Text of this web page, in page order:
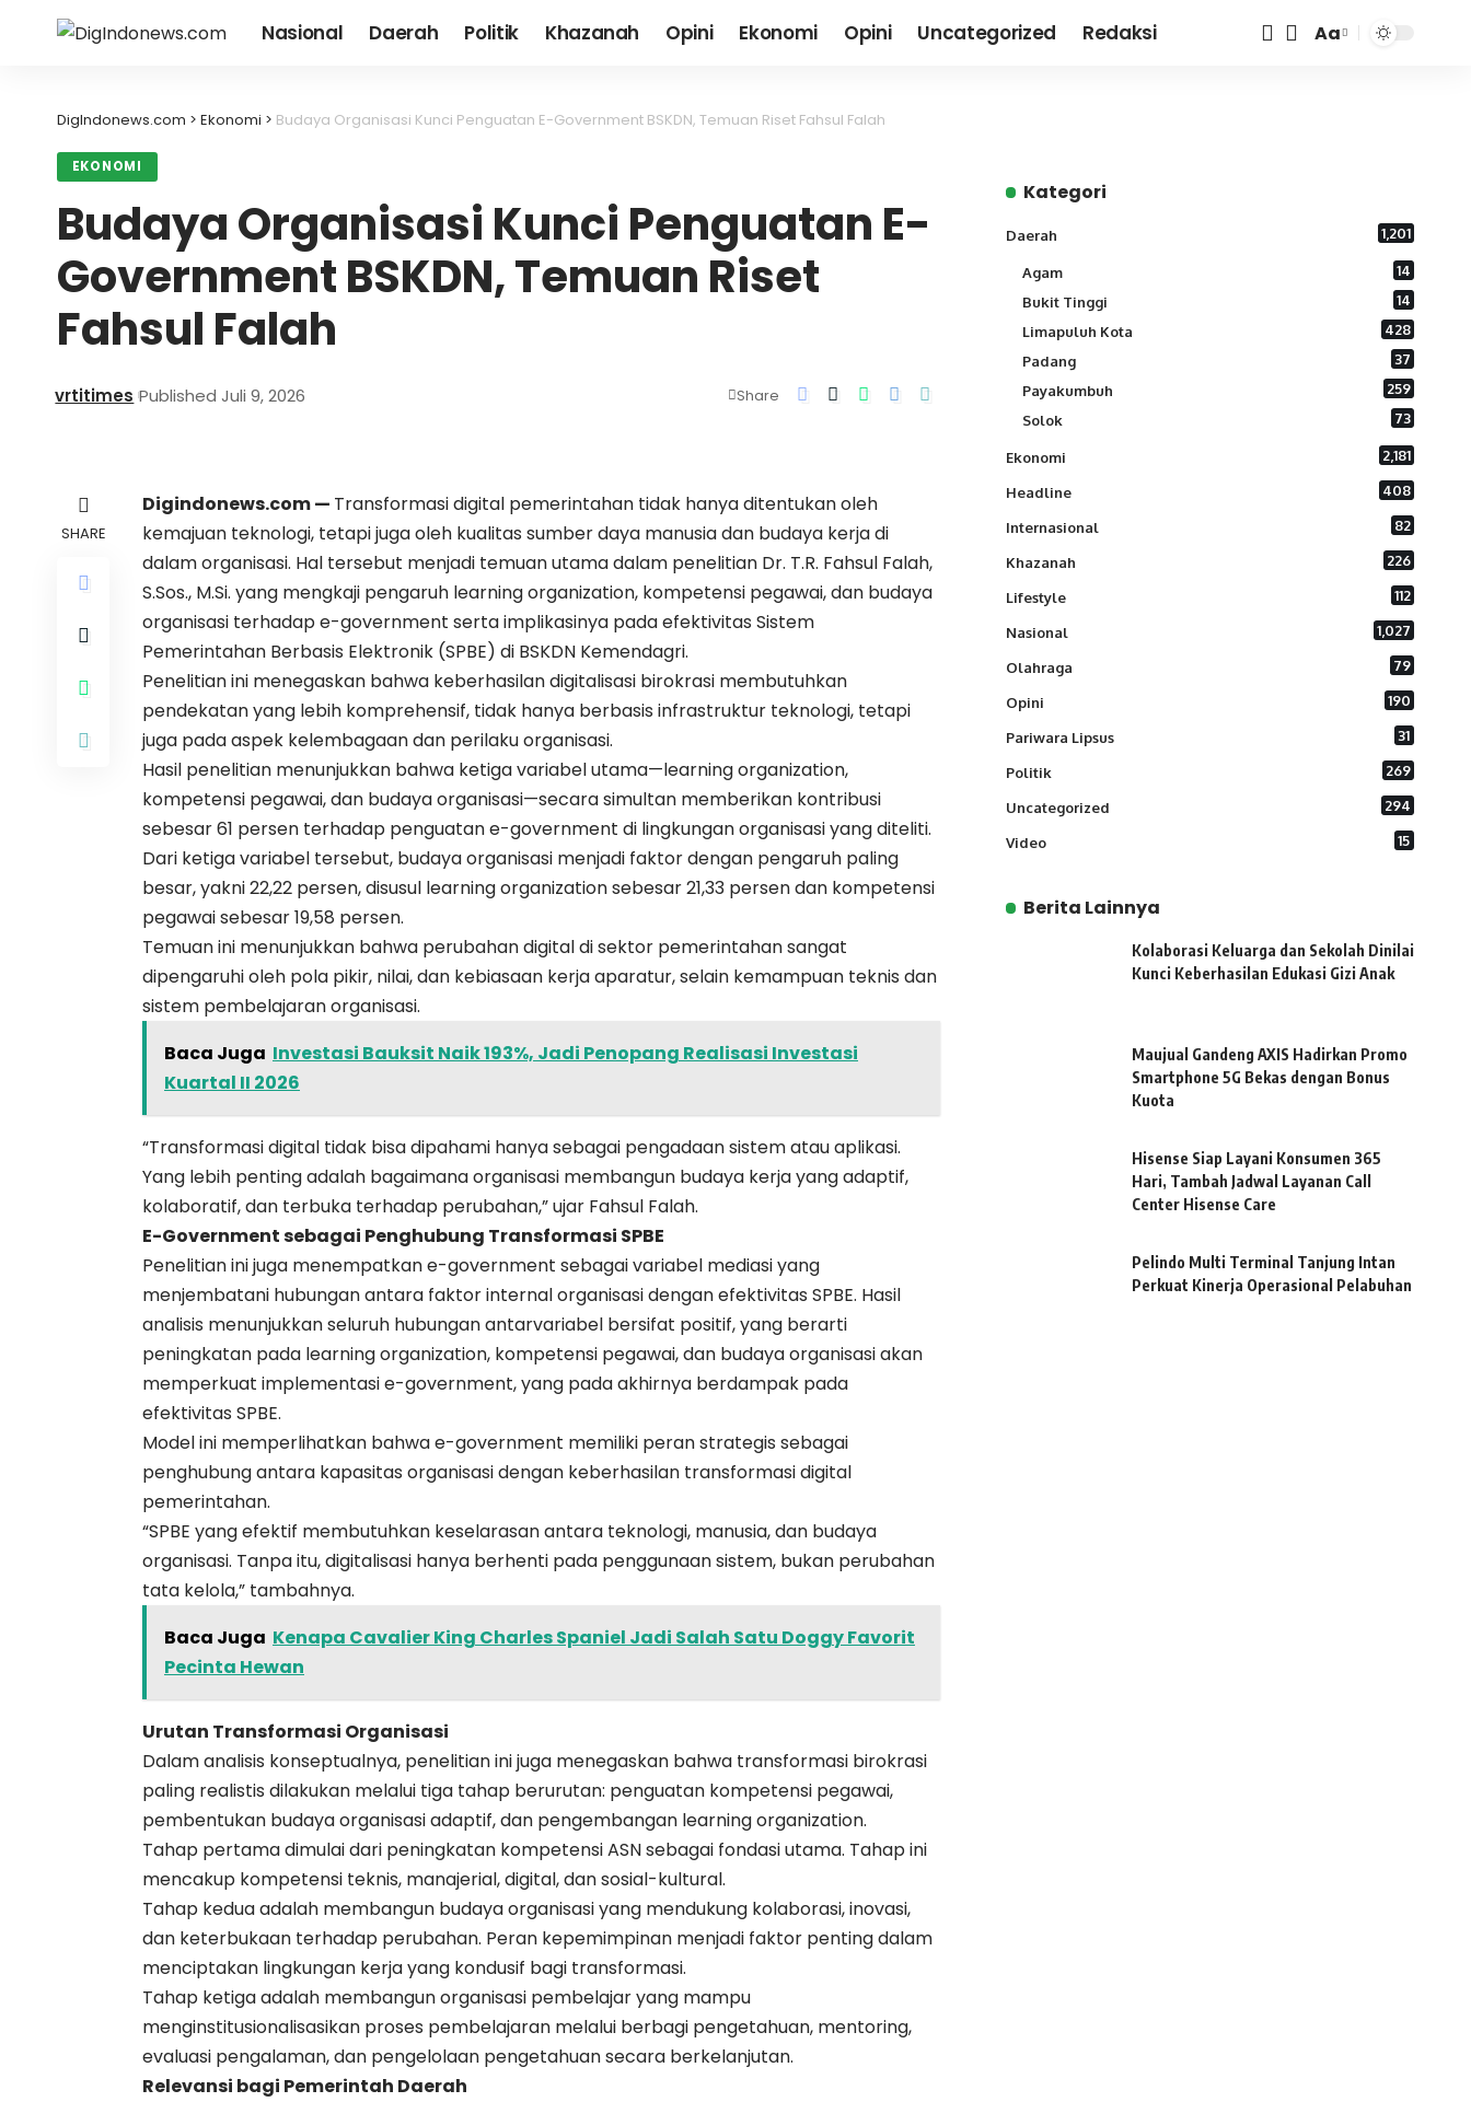
Nasional Daerah Politik Khazanah Opini Ekonomi Opini Uncategorized Redaksi
Font
Aa
DigIndonews.com > Ekonomi > Budaya Organisasi Kunci Penguatan E-Government BSKDN, Temuan Riset Fahsul Falah
EKONOMI
Budaya Organisasi Kunci Penguatan E-
Government BSKDN, Temuan Riset
Fahsul Falah
vrtitimes Published Juli 9, 2026 Share
SHARE
Digindonews.com— Transformasi digital pemerintahan tidak hanya ditentukan oleh
kemajuan teknologi, tetapi juga oleh kualitas sumber daya manusia dan budaya kerja di
dalam organisasi. Hal tersebut menjadi temuan utama dalam penelitian Dr. T.R. Fahsul Falah,
S.Sos., M.Si. yang mengkaji pengaruh learning organization, kompetensi pegawai, dan budaya
organisasi terhadap e-government serta implikasinya pada efektivitas Sistem
Pemerintahan Berbasis Elektronik (SPBE) di BSKDN Kemendagri.
Penelitian ini menegaskan bahwa keberhasilan digitalisasi birokrasi membutuhkan
pendekatan yang lebih komprehensif, tidak hanya berbasis infrastruktur teknologi, tetapi
juga pada aspek kelembagaan dan perilaku organisasi.
Hasil penelitian menunjukkan bahwa ketiga variabel utama—learning organization,
kompetensi pegawai, dan budaya organisasi—secara simultan memberikan kontribusi
sebesar 61 persen terhadap penguatan e-government di lingkungan organisasi yang diteliti.
Dari ketiga variabel tersebut, budaya organisasi menjadi faktor dengan pengaruh paling
besar, yakni 22,22 persen, disusul learning organization sebesar 21,33 persen dan kompetensi
pegawai sebesar 19,58 persen.
Temuan ini menunjukkan bahwa perubahan digital di sektor pemerintahan sangat
dipengaruhi oleh pola pikir, nilai, dan kebiasaan kerja aparatur, selain kemampuan teknis dan
sistem pembelajaran organisasi.
Baca Juga Investasi Bauksit Naik 193%, Jadi Penopang Realisasi Investasi
Kuartal II 2026
“Transformasi digital tidak bisa dipahami hanya sebagai pengadaan sistem atau aplikasi.
Yang lebih penting adalah bagaimana organisasi membangun budaya kerja yang adaptif,
kolaboratif, dan terbuka terhadap perubahan,” ujar Fahsul Falah.
E-Government sebagai Penghubung Transformasi SPBE
Penelitian ini juga menempatkan e-government sebagai variabel mediasi yang
menjembatani hubungan antara faktor internal organisasi dengan efektivitas SPBE. Hasil
analisis menunjukkan seluruh hubungan antarvariabel bersifat positif, yang berarti
peningkatan pada learning organization, kompetensi pegawai, dan budaya organisasi akan
memperkuat implementasi e-government, yang pada akhirnya berdampak pada
efektivitas SPBE.
Model ini memperlihatkan bahwa e-government memiliki peran strategis sebagai
penghubung antara kapasitas organisasi dengan keberhasilan transformasi digital
pemerintahan.
“SPBE yang efektif membutuhkan keselarasan antara teknologi, manusia, dan budaya
organisasi. Tanpa itu, digitalisasi hanya berhenti pada penggunaan sistem, bukan perubahan
tata kelola,” tambahnya.
Baca Juga Kenapa Cavalier King Charles Spaniel Jadi Salah Satu Doggy Favorit
Pecinta Hewan
Urutan Transformasi Organisasi
Dalam analisis konseptualnya, penelitian ini juga menegaskan bahwa transformasi birokrasi
paling realistis dilakukan melalui tiga tahap berurutan: penguatan kompetensi pegawai,
pembentukan budaya organisasi adaptif, dan pengembangan learning organization.
Tahap pertama dimulai dari peningkatan kompetensi ASN sebagai fondasi utama. Tahap ini
mencakup kompetensi teknis, manajerial, digital, dan sosial-kultural.
Tahap kedua adalah membangun budaya organisasi yang mendukung kolaborasi, inovasi,
dan keterbukaan terhadap perubahan. Peran kepemimpinan menjadi faktor penting dalam
menciptakan lingkungan kerja yang kondusif bagi transformasi.
Tahap ketiga adalah membangun organisasi pembelajar yang mampu
menginstitusionalisasikan proses pembelajaran melalui berbagi pengetahuan, mentoring,
evaluasi pengalaman, dan pengelolaan pengetahuan secara berkelanjutan.
Relevansi bagi Pemerintah Daerah
Kategori
Daerah 1,201
Agam
14
Bukit Tinggi
14
Limapuluh Kota
428
Padang
37
Payakumbuh
259
Solok
73
Ekonomi 2,181
Headline 408
Internasional 82
Khazanah 226
Lifestyle 112
Nasional 1,027
Olahraga 79
Opini 190
Pariwara Lipsus 31
Politik 269
Uncategorized 294
Video 15
Berita Lainnya
Kolaborasi Keluarga dan Sekolah Dinilai
Kunci Keberhasilan Edukasi Gizi Anak
Maujual Gandeng AXIS Hadirkan Promo
Smartphone 5G Bekas dengan Bonus
Kuota
Hisense Siap Layani Konsumen 365
Hari, Tambah Jadwal Layanan Call
Center Hisense Care
Pelindo Multi Terminal Tanjung Intan
Perkuat Kinerja Operasional Pelabuhan